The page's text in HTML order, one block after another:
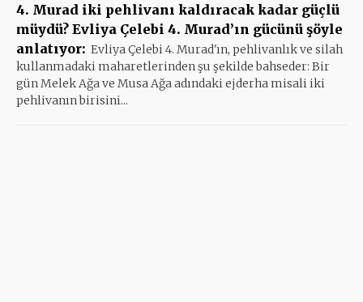
4. Murad iki pehlivanı kaldıracak kadar güçlü
müydü? Evliya Çelebi 4. Murad’ın gücünü şöyle
anlatıyor: Evliya Çelebi 4. Murad'ın, pehlivanlık ve silah
kullanmadaki maharetlerinden şu şekilde bahseder: Bir
gün Melek Ağa ve Musa Ağa adındaki ejderha misali iki
pehlivanın birisini...